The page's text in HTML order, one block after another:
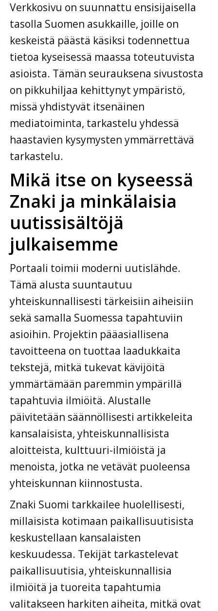
Verkkosivu on suunnattu ensisijaisella
tasolla Suomen asukkaille, joille on
keskeistä päästä käsiksi todennettua
tietoa kyseisessä maassa toteutuvista
asioista. Tämän seurauksena sivustosta
on pikkuhiljaa kehittynyt ympäristö,
missä yhdistyvät itsenäinen
mediatoiminta, tarkastelu yhdessä
haastavien kysymysten ymmärrettävä
tarkastelu.
Mikä itse on kyseessä
Znaki ja minkälaisia
uutissisältöjä
julkaisemme
Portaali toimii moderni uutislähde.
Tämä alusta suuntautuu
yhteiskunnallisesti tärkeisiin aiheisiin
sekä samalla Suomessa tapahtuviin
asioihin. Projektin pääasiallisena
tavoitteena on tuottaa laadukkaita
tekstejä, mitkä tukevat kävijöitä
ymmärtämään paremmin ympärillä
tapahtuvia ilmiöitä. Alustalle
päivitetään säännöllisesti artikkeleita
kansalaisista, yhteiskunnallisista
aloitteista, kulttuuri-ilmiöistä ja
menoista, jotka ne vetävät puoleensa
yhteiskunnan kiinnostusta.
Znaki Suomi tarkkailee huolellisesti,
millaisista kotimaan paikallisuutisista
keskustellaan kansalaisten
keskuudessa. Tekijät tarkastelevat
paikallisuutisia, yhteiskunnallisia
ilmiöitä ja tuoreita tapahtumia
valitakseen harkiten aiheita, mitkä ovat